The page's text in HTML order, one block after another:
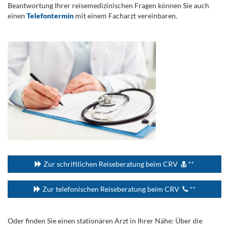
Beantwortung Ihrer reisemedizinischen Fragen können Sie auch
einen Telefontermin mit einem Facharzt vereinbaren.
Zur schriftlichen Reiseberatung beim CRV **
Zur telefonischen Reiseberatung beim CRV **
Oder finden Sie einen stationären Arzt in Ihrer Nähe: Über die